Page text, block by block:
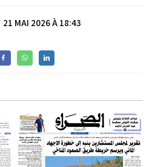
21 MAI 2026 À 18:43